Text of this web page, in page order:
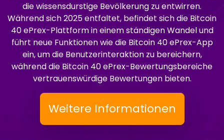
die wissensdurstige Bevölkerung zu entwirren.
Während sich 2025 entfaltet, befindet sich die Bitcoin
40 ePrex-Plattform in einem ständigen Wandel und
führt neue Funktionen wie die Bitcoin 40 ePrex-App
ein, um die Benutzerinteraktion zu bereichern,
während die Bitcoin 40 ePrex-Bewertungsbereiche
vertrauenswürdige Bewertungen bieten.
Weitere Informationen